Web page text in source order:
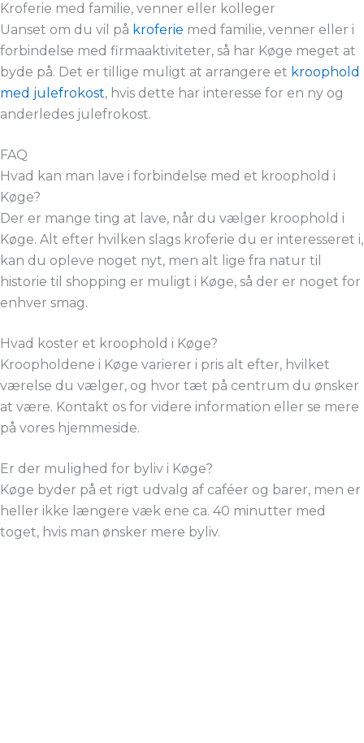
Kroferie med familie, venner eller kolleger
Uanset om du vil på kroferie med familie, venner eller i
forbindelse med firmaaktiviteter, så har Køge meget at
byde på. Det er tillige muligt at arrangere et kroophold
med julefrokost, hvis dette har interesse for en ny og
anderledes julefrokost.
FAQ
Hvad kan man lave i forbindelse med et kroophold i
Køge?
Der er mange ting at lave, når du vælger kroophold i
Køge. Alt efter hvilken slags kroferie du er interesseret i,
kan du opleve noget nyt, men alt lige fra natur til
historie til shopping er muligt i Køge, så der er noget for
enhver smag.
Hvad koster et kroophold i Køge?
Kroopholdene i Køge varierer i pris alt efter, hvilket
værelse du vælger, og hvor tæt på centrum du ønsker
at være. Kontakt os for videre information eller se mere
på vores hjemmeside.
Er der mulighed for byliv i Køge?
Køge byder på et rigt udvalg af caféer og barer, men er
heller ikke længere væk ene ca. 40 minutter med
toget, hvis man ønsker mere byliv.